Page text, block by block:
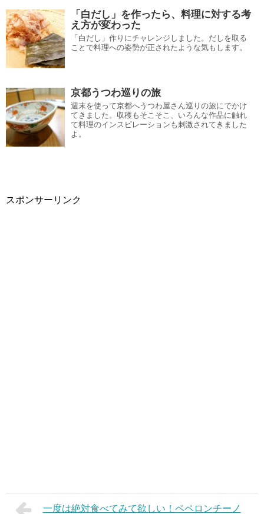
「白だし」を作ったら、料理に対する考
え方が変わった
「白だし」作りにチャレンジしました。だしを取る
ことで料理への姿勢が正されたような気もします。
京都うつわ巡りの旅
週末を使って京都へうつわ屋さん巡りの旅にでかけ
てきました。収穫もそこそこ、いろんな作品に触れ
て料理のインスピレーションも刺激されてきました
よ。
スポンサーリンク
一度は絶対食べてみて欲しい！ペペロンチーノ